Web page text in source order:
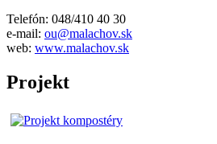
Telefón: 048/410 40 30
e-mail: ou@malachov.sk
web: www.malachov.sk
Projekt